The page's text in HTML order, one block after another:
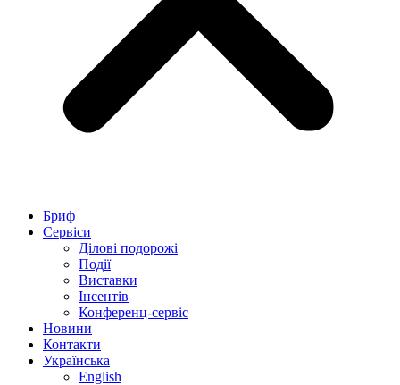
Бриф
Сервіси
Ділові подорожі
Події
Виставки
Інсентів
Конференц-сервіс
Новини
Контакти
Українська
English